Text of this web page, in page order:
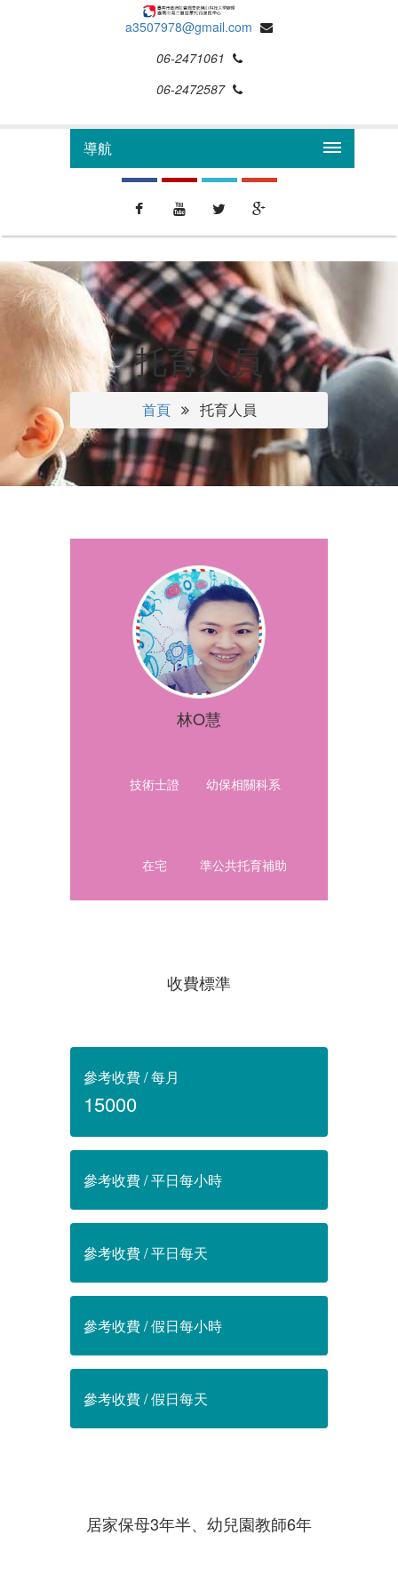
a3507978@gmail.com
06-2471061
06-2472587
導航
托育人員
首頁 托育人員
林O慧
技術士證 幼保相關科系
在宅 準公共托育補助
收費標準
參考收費 / 每月
15000
參考收費 / 平日每小時
參考收費 / 平日每天
參考收費 / 假日每小時
參考收費 / 假日每天
居家保母3年半、幼兒園教師6年